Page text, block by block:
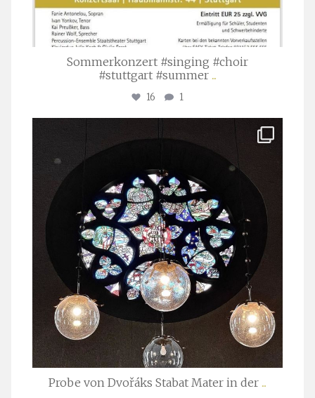
Sommerkonzert #singing #choir
#stuttgart #summer ...
16 1
Apr. 1
Probe von Dvořáks Stabat Mater in der ...